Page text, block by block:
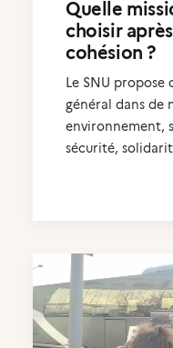
Quelle
choisir
cohésion ?
Le SNU propose
général dans de
environnement,
sécurité,